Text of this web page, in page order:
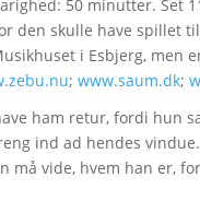
50 minutter. Set
den skulle have spillet
i Esbjerg, men
; www.saum.dk;
ham retur, fordi hun
ind ad hendes
må vide, hvem han er,